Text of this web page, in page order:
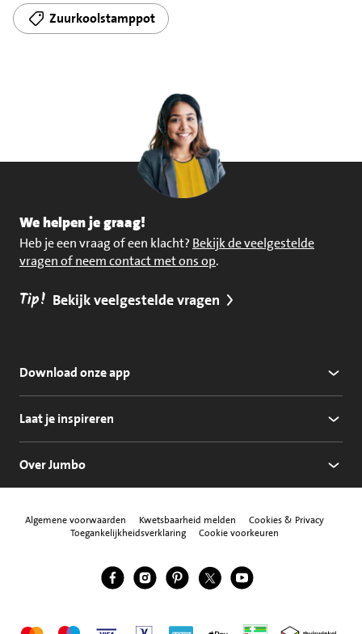
Zuurkoolstamppot
We helpen je graag!
Heb je een vraag of een klacht? Bekijk de veelgestelde
vragen of neem contact met ons op.
Tip! Bekijk veelgestelde vragen
Download onze app
Laat je inspireren
Over Jumbo
Algemene voorwaarden Kwetsbaarheid melden
Cookies & Privacy
Toegankelijkheidsverklaring
Cookie voorkeuren
Volg ons
Jumbo Facebook
Jumbo Instagram
Jumbo Pinterest
Jumbo Twitter
Jumbo YouTube
MastercardMaestroVisa Vpay American Express
Apple Pay Thuiswinkel